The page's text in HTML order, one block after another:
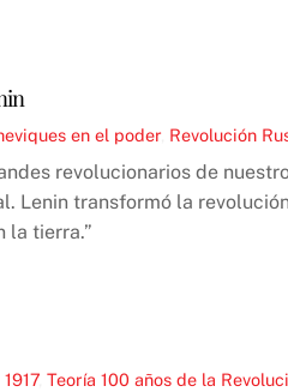
en el poder, Revolución
revolucionarios de
Lenin transformó la
la tierra.”
, Teoría 100 años de la